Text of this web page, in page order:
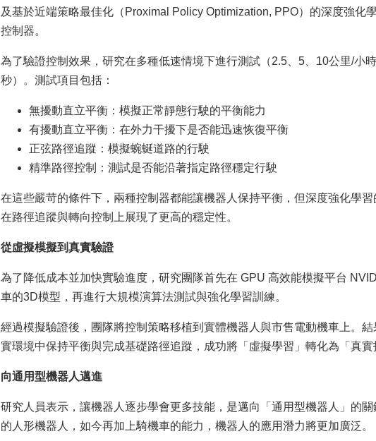
及基於近端策略最佳化（Proximal Policy Optimization, PPO）的深度強化
控制器。
為了驗證控制效果，研究在多種低速情境下進行測試（2.5、5、10公里/小
秒）。測試項目包括：
無擾動直立平衡：模擬正常靜態行駛的平衡能力
有擾動直立平衡：在外力干擾下是否能迅速恢復平衡
正弦路徑追蹤：模擬蜿蜒道路的行駛
精準路徑控制：測試是否能沿著指定路徑穩定行駛
在這些嚴苛的條件下，兩種控制器都能讓機器人保持平衡，但深度強化學
在路徑追蹤與轉向控制上展現了更高的穩定性。
從虛擬模擬到真實驗證
為了降低成本並加快實驗進度，研究團隊首先在 GPU 高效能模擬平台
車的3D模型，再進行大規模演算法測試與強化學習訓練。
經過模擬驗證後，團隊將控制策略移植到實體機器人與市售電動機車上。
實環境中保持平衡與完成基礎路徑追蹤，成功將「虛擬學習」轉化為「真實
向通用型機器人邁進
研究人員表示，讓機器人逐步學會更多技能，是邁向「通用型機器人」的
的人形機器人，如今再加上騎機車的能力，機器人的應用潛力將更加廣泛。